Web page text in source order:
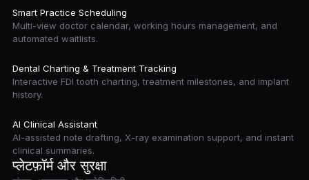
Smart Practice Scheduling
Multi-view doctor calendar, working hours management, and
automated waitlists.
Dental Charting & Treatment Tracking
Interactive FDI tooth charting, treatment milestones, and implant
history.
AI Clinical Assistant
AI-assisted note drafting, X-ray examination support, and instant
clinical summaries.
प्लेटफ़ॉर्म और सुरक्षा